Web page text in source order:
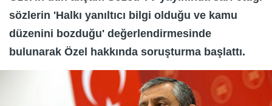
sözlerin 'Halkı yanıltıcı bilgi olduğu ve kamu
düzenini bozduğu' değerlendirmesinde
bulunarak Özel hakkında soruşturma başlattı.